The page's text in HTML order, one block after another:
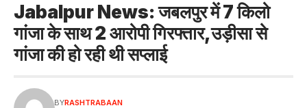
Jabalpur News: जबलपुर में 7 किलो
गांजा के साथ 2 आरोपी गिरफ्तार,उड़ीसा से
गांजा की हो रही थी सप्लाई
BYRASHTRABAAN